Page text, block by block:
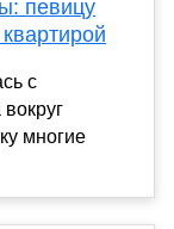
певицу
с
многие